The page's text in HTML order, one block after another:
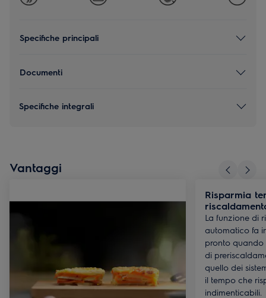
Specifiche principali
Documenti
Specifiche integrali
Vantaggi
Risparmia
La funzione di
automatico fa
pronto quando
di
quello dei
il tempo che
indimenticabili.